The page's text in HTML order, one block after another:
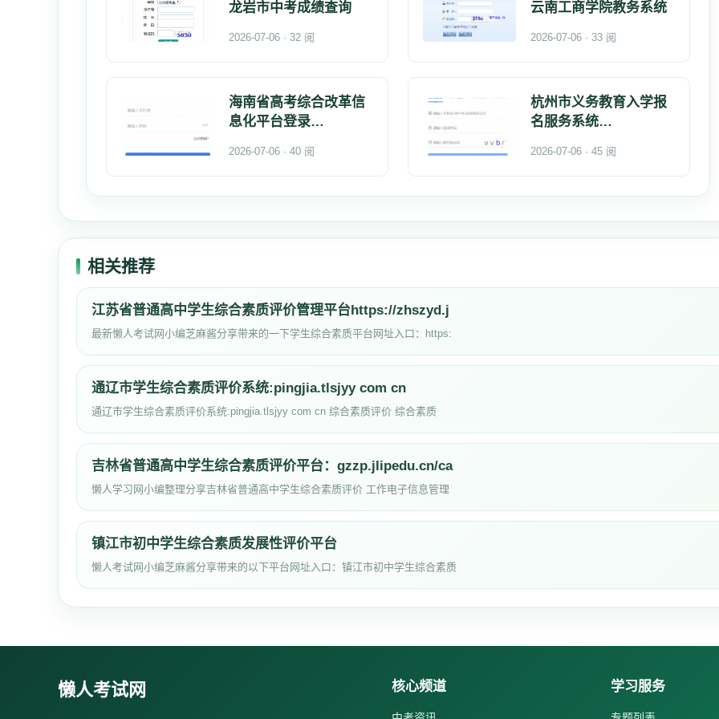
龙岩市中考成绩查询
2026-07-06 · 32 阅
云南工商学院教务系统
2026-07-06 · 33 阅
海南省高考综合改革信
息化平台登录
2026-07-06 · 40 阅
杭州市义务教育入学报
名服务系统
2026-07-06 · 45 阅
相关推荐
江苏省普通高中学生综合素质评价管理平台https://zhszyd.j
最新懒人考试网小编芝麻酱分享带来的一下学生综合素质平台网址入口：https:
通辽市学生综合素质评价系统:pingjia.tlsjyy com cn
通辽市学生综合素质评价系统:pingjia.tlsjyy com cn 综合素质评价 综合素质
吉林省普通高中学生综合素质评价平台：gzzp.jlipedu.cn/ca
懒人学习网小编整理分享吉林省普通高中学生综合素质评价 工作电子信息管理
镇江市初中学生综合素质发展性评价平台
懒人考试网小编芝麻酱分享带来的以下平台网址入口：镇江市初中学生综合素质
懒人考试网 核心频道 学习服务